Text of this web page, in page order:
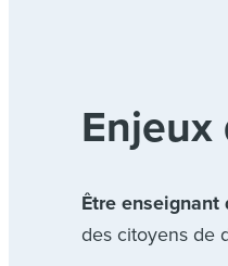
Être
des citoyens de